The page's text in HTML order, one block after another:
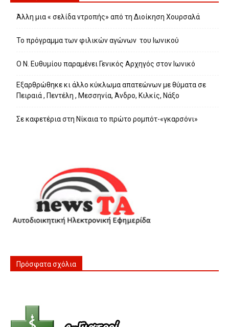
Άλλη μια « σελίδα ντροπής» από τη Διοίκηση Χουρσαλά
Το πρόγραμμα των φιλικών αγώνων του Ιωνικού
Ο Ν. Ευθυμίου παραμένει Γενικός Αρχηγός στον Ιωνικό
Εξαρθρώθηκε κι άλλο κύκλωμα απατεώνων με θύματα σε
Πειραιά , Πεντέλη , Μεσσηνία, Άνδρο, Κιλκίς, Νάξο
Σε καφετέρια στη Νίκαια το πρώτο ρομπότ-«γκαρσόνι»
Πρόσφατα σχόλια